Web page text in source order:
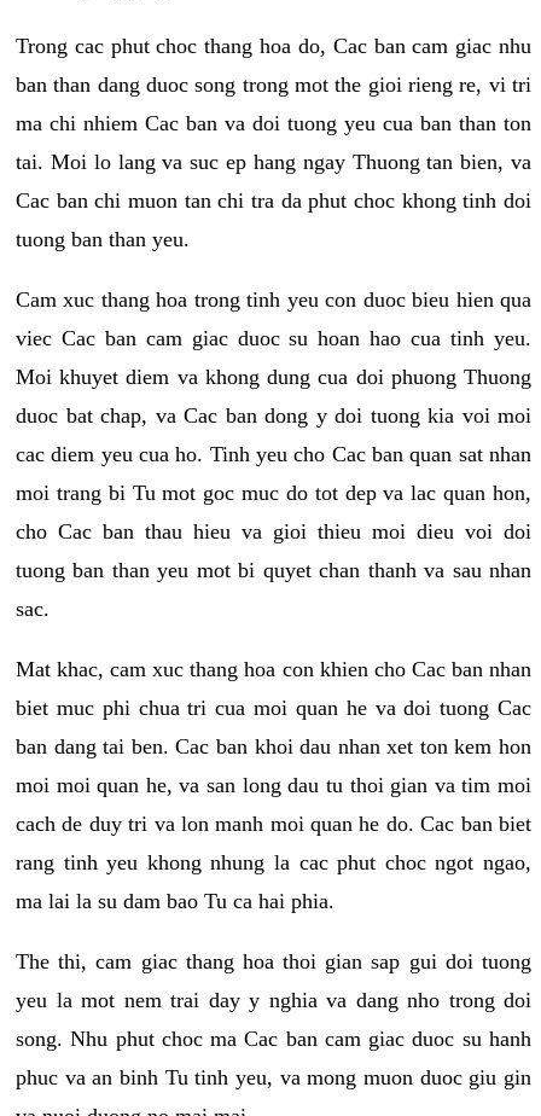
Trong cac phut choc thang hoa do, Cac ban cam giac nhu
ban than dang duoc song trong mot the gioi rieng re, vi tri
ma chi nhiem Cac ban va doi tuong yeu cua ban than ton
tai. Moi lo lang va suc ep hang ngay Thuong tan bien, va
Cac ban chi muon tan chi tra da phut choc khong tinh doi
tuong ban than yeu.
Cam xuc thang hoa trong tinh yeu con duoc bieu hien qua
viec Cac ban cam giac duoc su hoan hao cua tinh yeu.
Moi khuyet diem va khong dung cua doi phuong Thuong
duoc bat chap, va Cac ban dong y doi tuong kia voi moi
cac diem yeu cua ho. Tinh yeu cho Cac ban quan sat nhan
moi trang bi Tu mot goc muc do tot dep va lac quan hon,
cho Cac ban thau hieu va gioi thieu moi dieu voi doi
tuong ban than yeu mot bi quyet chan thanh va sau nhan
sac.
Mat khac, cam xuc thang hoa con khien cho Cac ban nhan
biet muc phi chua tri cua moi quan he va doi tuong Cac
ban dang tai ben. Cac ban khoi dau nhan xet ton kem hon
moi moi quan he, va san long dau tu thoi gian va tim moi
cach de duy tri va lon manh moi quan he do. Cac ban biet
rang tinh yeu khong nhung la cac phut choc ngot ngao,
ma lai la su dam bao Tu ca hai phia.
The thi, cam giac thang hoa thoi gian sap gui doi tuong
yeu la mot nem trai day y nghia va dang nho trong doi
song. Nhu phut choc ma Cac ban cam giac duoc su hanh
phuc va an binh Tu tinh yeu, va mong muon duoc giu gin